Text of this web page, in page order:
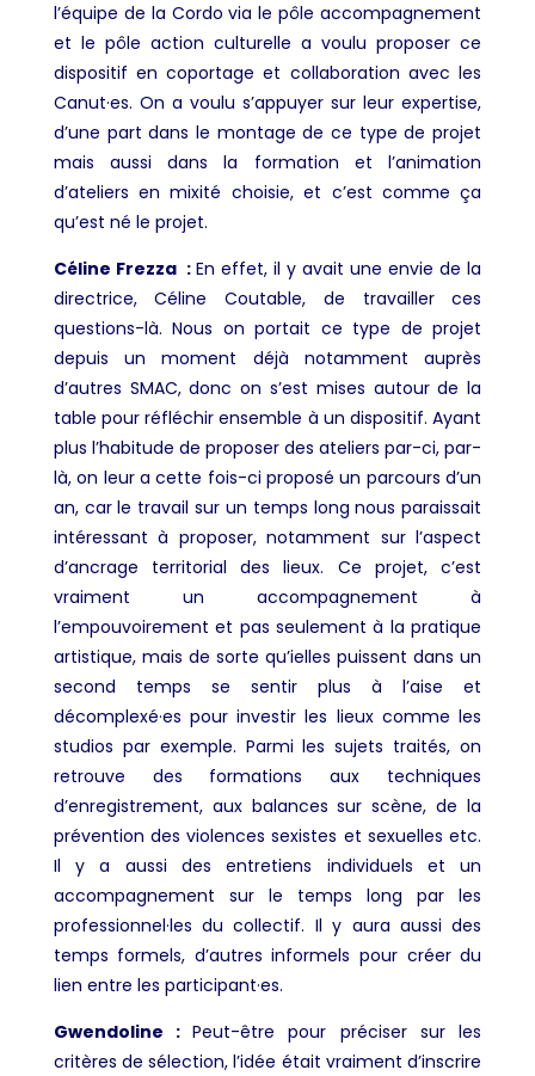
l’équipe de la Cordo via le pôle accompagnement
et le pôle action culturelle a voulu proposer ce
dispositif en coportage et collaboration avec les
Canut·es. On a voulu s’appuyer sur leur expertise,
d’une part dans le montage de ce type de projet
mais aussi dans la formation et l’animation
d’ateliers en mixité choisie, et c’est comme ça
qu’est né le projet.
Céline Frezza : En effet, il y avait une envie de la
directrice, Céline Coutable, de travailler ces
questions-là. Nous on portait ce type de projet
depuis un moment déjà notamment auprès
d’autres SMAC, donc on s’est mises autour de la
table pour réfléchir ensemble à un dispositif. Ayant
plus l’habitude de proposer des ateliers par-ci, par-
là, on leur a cette fois-ci proposé un parcours d’un
an, car le travail sur un temps long nous paraissait
intéressant à proposer, notamment sur l’aspect
d’ancrage territorial des lieux. Ce projet, c’est
vraiment un accompagnement à
l’empouvoirement et pas seulement à la pratique
artistique, mais de sorte qu’ielles puissent dans un
second temps se sentir plus à l’aise et
décomplexé·es pour investir les lieux comme les
studios par exemple. Parmi les sujets traités, on
retrouve des formations aux techniques
d’enregistrement, aux balances sur scène, de la
prévention des violences sexistes et sexuelles etc.
Il y a aussi des entretiens individuels et un
accompagnement sur le temps long par les
professionnel·les du collectif. Il y aura aussi des
temps formels, d’autres informels pour créer du
lien entre les participant·es.
Gwendoline :Peut-être pour préciser sur les
critères de sélection, l’idée était vraiment d’inscrire